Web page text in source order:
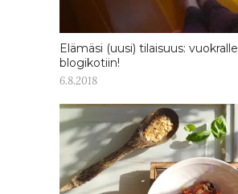
Elämäsi (uusi) tilaisuus: vuokralle
blogikotiin!
6.8.2018